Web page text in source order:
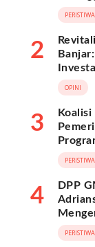
PERISTIWA
2
OPINI
3
PERISTIWA
4
DPP
PERISTIWA